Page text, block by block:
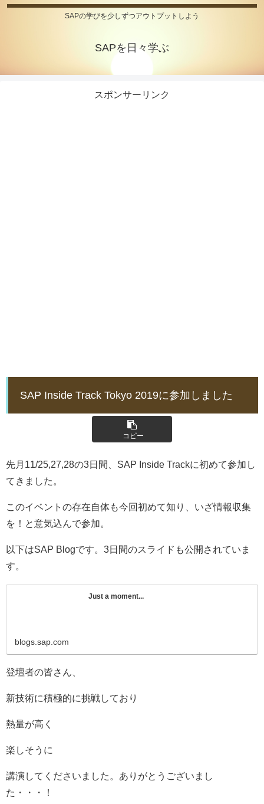
SAPの学びを少しずつアウトプットしよう
SAPを日々学ぶ
スポンサーリンク
SAP Inside Track Tokyo 2019に参加しました
コピー
先月11/25,27,28の3日間、SAP Inside Trackに初めて参加し
てきました。
このイベントの存在自体も今回初めて知り、いざ情報収集
を！と意気込んで参加。
以下はSAP Blogです。3日間のスライドも公開されていま
す。
Just a moment...
blogs.sap.com
登壇者の皆さん、
新技術に積極的に挑戦しており
熱量が高く
楽しそうに
講演してくださいました。ありがとうございまし
た・・・！